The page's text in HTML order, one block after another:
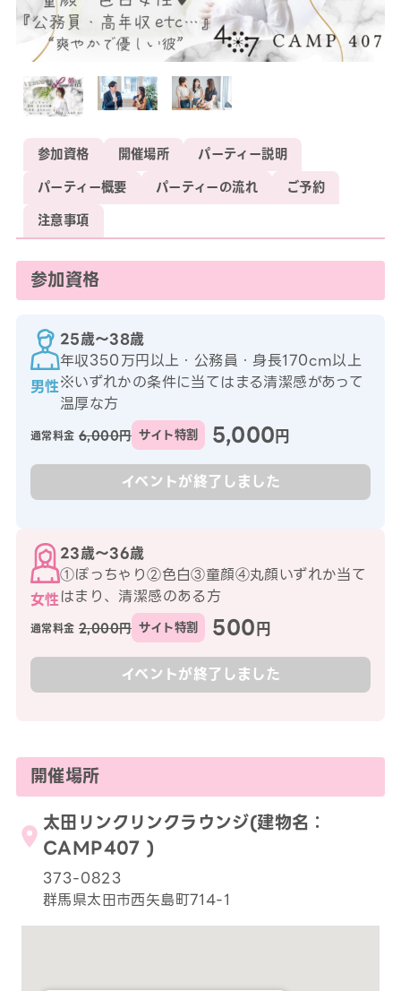
参加資格 開催場所
パーティー説明
パーティー概要
パーティーの流れ
ご予約
注意事項
参加資格
男性
25歳〜38歳
年収350万円以上・公務員・身長170cm以上
※いずれかの条件に当てはまる清潔感があって
温厚な方
通常料金 6,000円 サイト特割 5,000円
イベントが終了しました
女性
23歳〜36歳
①ぽっちゃり②色白③童顔④丸顔いずれか当て
はまり、清潔感のある方
通常料金 2,000円 サイト特割 500円
イベントが終了しました
開催場所
太田リンクリンクラウンジ(建物名：
CAMP407 )
373-0823
群馬県太田市西矢島町714-1